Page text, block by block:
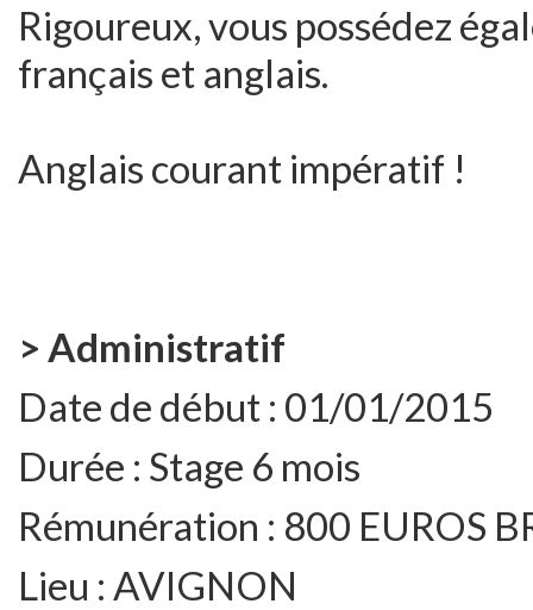
Rigoureux, vous possédez
français et anglais.
Anglais courant impératif !
> Administratif
Date de début : 01/01/2015
Durée : Stage 6 mois
Rémunération : 800 EUROS
Lieu : AVIGNON